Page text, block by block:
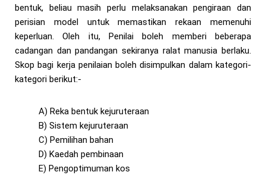
bentuk, beliau masih perlu melaksanakan pengiraan dan
perisian model untuk memastikan rekaan memenuhi
keperluan. Oleh itu, Penilai boleh memberi beberapa
cadangan dan pandangan sekiranya ralat manusia berlaku.
Skop bagi kerja penilaian boleh disimpulkan dalam kategori-
kategori berikut:-
A) Reka bentuk kejuruteraan
B) Sistem kejuruteraan
C) Pemilihan bahan
D) Kaedah pembinaan
E) Pengoptimuman kos